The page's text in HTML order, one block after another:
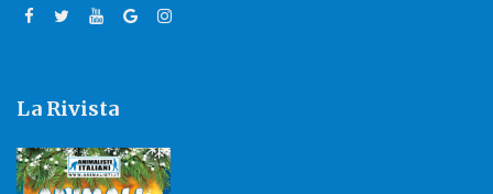
La Rivista